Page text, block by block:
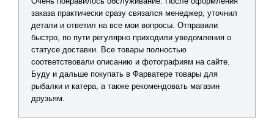
заказа практически сразу связался менеджер, уточнил
детали и ответил на все мои вопросы. Отправили
быстро, по пути регулярно приходили уведомления о
статусе доставки. Все товары полностью
соответствовали описанию и фотографиям на сайте.
Буду и дальше покупать в Фарватере товары для
рыбалки и катера, а также рекомендовать магазин
друзьям.